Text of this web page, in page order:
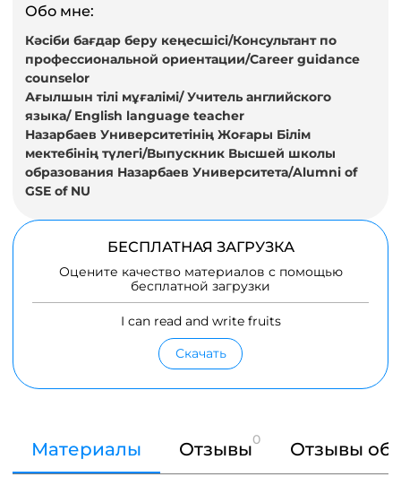
Обо мне:
Кәсіби бағдар беру кеңесшісі/Консультант по
профессиональной ориентации/Career guidance
counselor
Ағылшын тілі мұғалімі/ Учитель английского
языка/ English language teacher
Назарбаев Университетінің Жоғары Білім
мектебінің түлегі/Выпускник Высшей школы
образования Назарбаев Университета/Alumni of
GSE of NU
БЕСПЛАТНАЯ ЗАГРУЗКА
Оцените качество материалов с помощью
бесплатной загрузки
I can read and write fruits
Скачать
Материалы Отзывы0 Отзывы об